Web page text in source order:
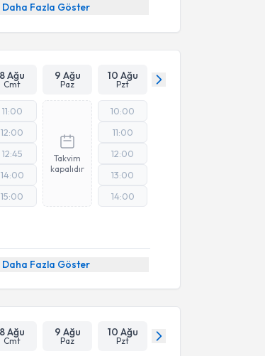
Daha Fazla Göster
8 Ağu
Cmt
9 Ağu
Paz
10 Ağu
Pzt
11:00
12:00
12:45
14:00
15:00
Takvim
kapalıdır
10:00
11:00
12:00
13:00
14:00
Daha Fazla Göster
8 Ağu
Cmt
9 Ağu
Paz
10 Ağu
Pzt